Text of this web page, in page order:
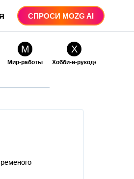
СПРОСИ MOZG AI
М
Мир-работы
Х
Хобби-и-рукоделие